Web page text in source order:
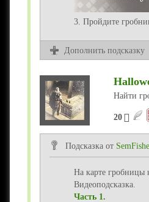
3. Пройдите
Дополнить подсказку
Найти
20
Подсказка от
На карте гробницы
Видеоподсказка.
Часть 1.